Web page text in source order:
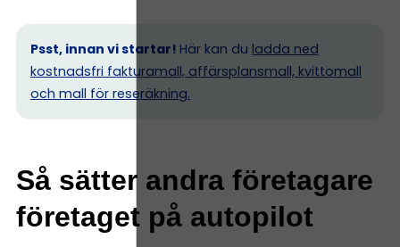
Psst, innan vi startar! Här kan du ladda ned
kostnadsfri fakturamall, affärsplansmall, kvittomall
och mall för reseräkning.
Så sätter andra företagare
företaget på autopilot